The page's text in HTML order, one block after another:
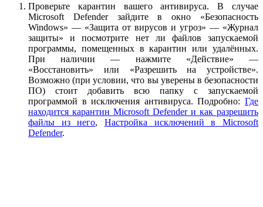
Проверьте карантин вашего антивируса. В случае
Microsoft Defender зайдите в окно «Безопасность
Windows» — «Защита от вирусов и угроз» — «Журнал
защиты» и посмотрите нет ли файлов запускаемой
программы, помещенных в карантин или удалённых.
При наличии — нажмите «Действие» —
«Восстановить» или «Разрешить на устройстве».
Возможно (при условии, что вы уверены в безопасности
ПО) стоит добавить всю папку с запускаемой
программой в исключения антивируса. Подробно: Где
находится карантин Microsoft Defender и как разрешить
файлы из него,Настройка исключений в Microsoft
Defender.